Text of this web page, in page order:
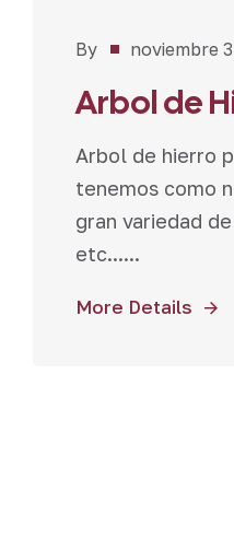
Novedades
By noviembre
Arbol de
Arbol de hierro
tenemos como
gran variedad
etc......
More Details